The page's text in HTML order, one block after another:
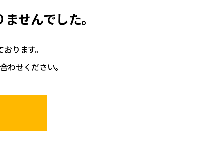
せんでした。
ります。
わせください。